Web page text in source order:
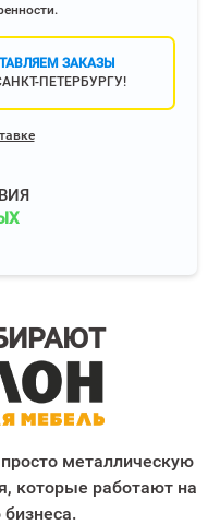
ЗАКАЗЫ
ПЕТЕРБУРГУ!
металлическую
которые работают на
бизнеса.